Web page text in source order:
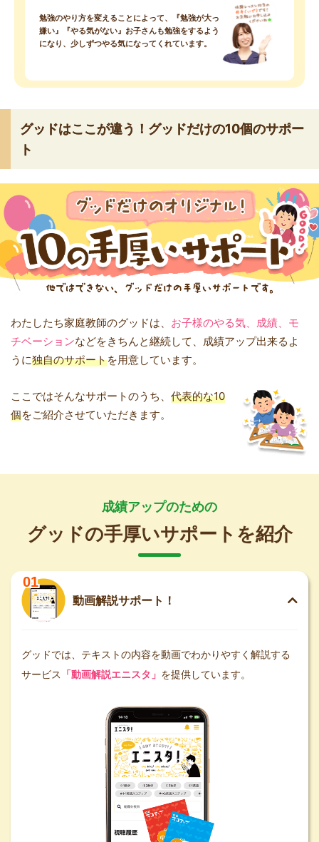
勉強のやり方を変えることによって、『勉強が大っ
嫌い』『やる気がない』お子さんも勉強をするよう
になり、少しずつやる気になってくれています。
グッドはここが違う！グッドだけの10個のサポー
ト
わたしたち家庭教師のグッドは、 お子様のやる気、成績、モ
チベーションなどをきちんと継続して、成績アップ出来るよ
うに独自のサポートを用意しています。
ここではそんなサポートのうち、 代表的な10
個をご紹介させていただきます。
成績アップのための
グッドの手厚いサポートを紹介
01
動画解説サポート！
グッドでは、テキストの内容を動画でわかりやすく解説する
サービス 「動画解説エニスタ」 を提供しています。